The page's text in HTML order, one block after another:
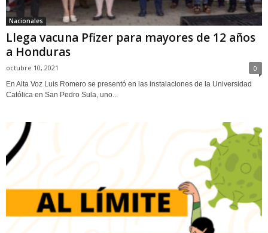
Nacionales
Llega vacuna Pfizer para mayores de 12 años
a Honduras
octubre 10, 2021 0
En Alta Voz Luis Romero se presentó en las instalaciones de la Universidad
Católica en San Pedro Sula, uno...